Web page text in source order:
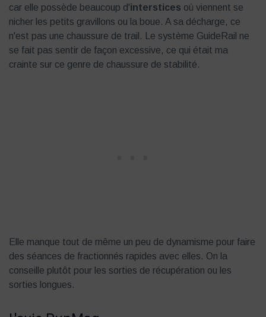
car elle possède beaucoup d'interstices où viennent se
nicher les petits gravillons ou la boue. A sa décharge, ce
n'est pas une chaussure de trail. Le système GuideRail ne
se fait pas sentir de façon excessive, ce qui était ma
crainte sur ce genre de chaussure de stabilité.
Elle manque tout de même un peu de dynamisme pour faire
des séances de fractionnés rapides avec elles. On la
conseille plutôt pour les sorties de récupération ou les
sorties longues.